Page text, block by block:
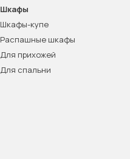
Шкафы
Шкафы-купе
Распашные шкафы
Для прихожей
Для спальни